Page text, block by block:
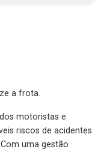
a frota.
motoristas e
riscos de acidentes
uma gestão